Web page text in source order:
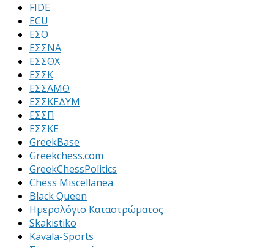
FIDE
ECU
ΕΣΟ
ΕΣΣΝΑ
ΕΣΣΘΧ
ΕΣΣΚ
ΕΣΣΑΜΘ
ΕΣΣΚΕΔΥΜ
ΕΣΣΠ
ΕΣΣΚΕ
GreekBase
Greekchess.com
GreekChessPolitics
Chess Miscellanea
Black Queen
Ημερολόγιο Καταστρώματος
Skakistiko
Kavala-Sports